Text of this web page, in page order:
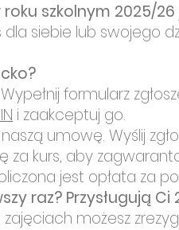
roku szkolnym 2025/
dla siebie lub swojego
formularz
i zaakceptuj go.
umowę. Wyślij
za kurs, aby
jest opłata za
raz? Przysługują Ci
możesz